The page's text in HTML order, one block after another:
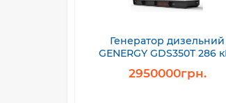
Генератор дизельний
GENERGY GDS350T 286
2950000грн.